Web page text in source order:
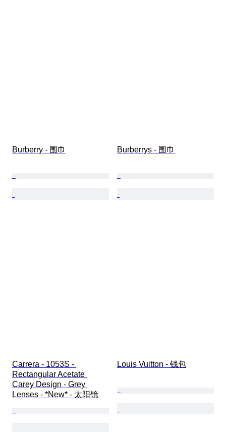
Burberry - 围巾 Burberrys - 围巾
Carrera - 1053S -
Rectangular Acetate
Carey Design - Grey
Lenses - *New* - 太阳镜
Louis Vuitton - 钱包